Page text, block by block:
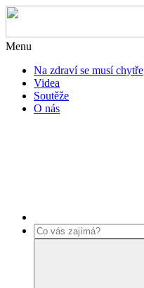
Přejít
hlavnímu
obsahu
Menu
Na zdraví se musí chytře
Videa
Soutěže
O nás